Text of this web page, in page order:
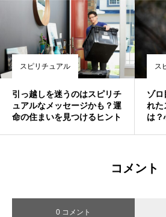
スピリチュアル
引っ越しを迷うのはスピリチ
ュアルなメッセージかも？運
命の住まいを見つけるヒント
ス
ゾロ
れた
は？
コメント
0 コメント